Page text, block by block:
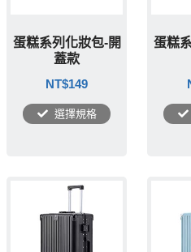
蛋糕系列化妝包-開
蓋款
NT$149
選擇規格
蛋糕